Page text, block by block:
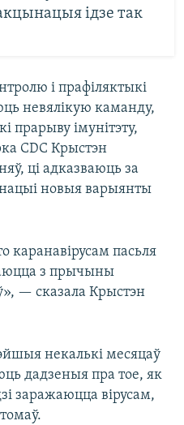
ідзе так
і прафіляктыкі
невялікую каманду,
прарыву імунітэту,
CDC Крыстэн
ці адказваюць за
новыя варыянты
каранавірусам пасьля
з прычыны
— сказала Крыстэн
некалькі месяцаў
дадзеныя пра тое, як
заражаюцца вірусам,